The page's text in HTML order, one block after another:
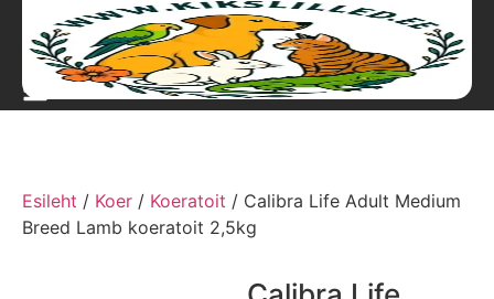
Esileht / Koer / Koeratoit / Calibra Life Adult Medium
Breed Lamb koeratoit 2,5kg